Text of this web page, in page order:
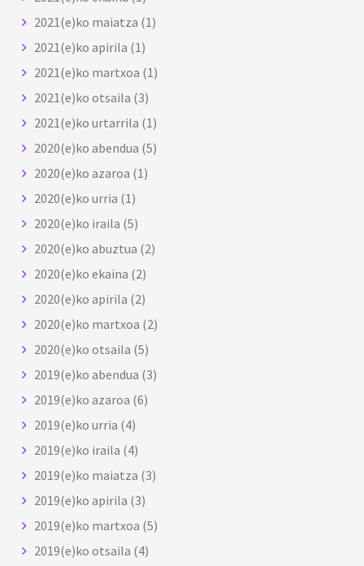
2021(e)ko maiatza (1)
2021(e)ko apirila (1)
2021(e)ko martxoa (1)
2021(e)ko otsaila (3)
2021(e)ko urtarrila (1)
2020(e)ko abendua (5)
2020(e)ko azaroa (1)
2020(e)ko urria (1)
2020(e)ko iraila (5)
2020(e)ko abuztua (2)
2020(e)ko ekaina (2)
2020(e)ko apirila (2)
2020(e)ko martxoa (2)
2020(e)ko otsaila (5)
2019(e)ko abendua (3)
2019(e)ko azaroa (6)
2019(e)ko urria (4)
2019(e)ko iraila (4)
2019(e)ko maiatza (3)
2019(e)ko apirila (3)
2019(e)ko martxoa (5)
2019(e)ko otsaila (4)